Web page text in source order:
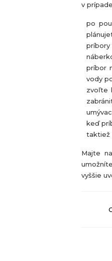
v
po
príbory
príbor
vody
zvoľte
keď
taktiež
Majte
vyššie